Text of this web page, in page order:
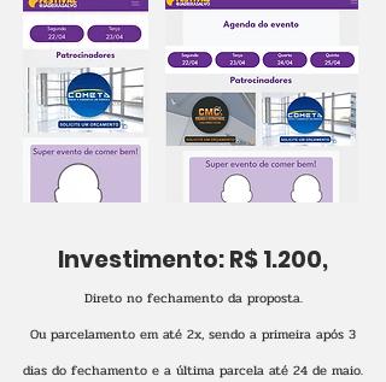
Investimento: R$ 1.200,
Direto no fechamento da proposta.
Ou parcelamento em até 2x, sendo a primeira após 3
dias do fechamento e a última parcela até 24 de maio.